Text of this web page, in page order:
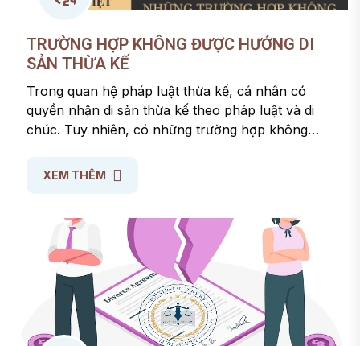
TRƯỜNG HỢP KHÔNG ĐƯỢC HƯỞNG DI
SẢN THỪA KẾ
Trong quan hệ pháp luật thừa kế, cá nhân có
quyền nhận di sản thừa kế theo pháp luật và di
chúc. Tuy nhiên, có những trường hợp không
nghiêm trọng hay có những hình vi vi phạm pháp
sản thừa kế?
XEM THÊM